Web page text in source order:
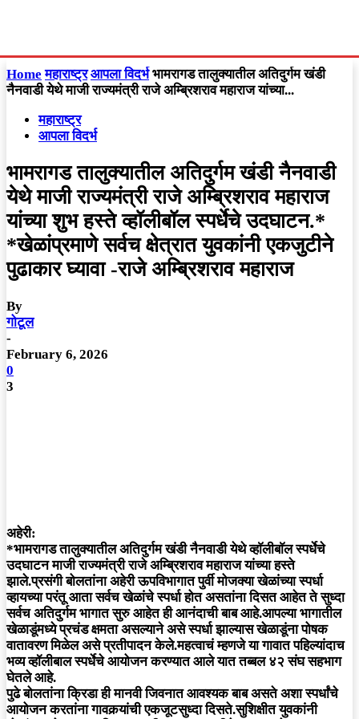
Home महाराष्ट्र आपला विदर्भ भामरागड तालुक्यातील अतिदुर्गम खंडी
नैनवाडी येथे माजी राज्यमंत्री राजे अम्ब्रिशराव महाराज यांच्या...
महाराष्ट्र
आपला विदर्भ
भामरागड तालुक्यातील अतिदुर्गम खंडी नैनवाडी
येथे माजी राज्यमंत्री राजे अम्ब्रिशराव महाराज
यांच्या शुभ हस्ते व्हॉलीबॉल स्पर्धेचे उदघाटन.*
*खेळांप्रमाणे सर्वच क्षेत्रात युवकांनी एकजुटीने
पुढाकार घ्यावा -राजे अम्ब्रिशराव महाराज
By
गोटूल
-
February 6, 2026
0
3
अहेरी:
*भामरागड तालुक्यातील अतिदुर्गम खंडी नैनवाडी येथे व्हाॅलीबाॅल स्पर्धेचे
उदघाटन माजी राज्यमंत्री राजे अम्ब्रिशराव महाराज यांच्या हस्ते
झाले.प्रसंगी बोलतांना अहेरी ऊपविभागात पुर्वी मोजक्या खेळांच्या स्पर्धा
व्हायच्या परंतू आता सर्वच खेळांचे स्पर्धा होत असतांना दिसत आहेत ते सुध्दा
सर्वच अतिदुर्गम भागात सुरु आहेत ही आनंदाची बाब आहे.आपल्या भागातील
खेळाडूंमध्ये प्रचंड क्षमता असल्याने असे स्पर्धा झाल्यास खेळाडूंना पोषक
वातावरण मिळेल असे प्रतीपादन केले.महत्वाचं म्हणजे या गावात पहिल्यांदाच
भव्य व्हॉलीबाल स्पर्धेचे आयोजन करण्यात आले यात तब्बल ४२ संघ सहभाग
घेतले आहे.
पुढे बोलतांना क्रिडा ही मानवी जिवनात आवश्यक बाब असते अशा स्पर्धांचे
आयोजन करतांना गावकर्‍यांची एकजूटसुध्दा दिसते.सुशिक्षीत युवकांनी